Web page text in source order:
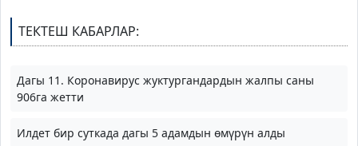
ТЕКТЕШ КАБАРЛАР:
Дагы 11. Коронавирус жуктургандардын жалпы саны
906га жетти
Илдет бир суткада дагы 5 адамдын өмүрүн алды